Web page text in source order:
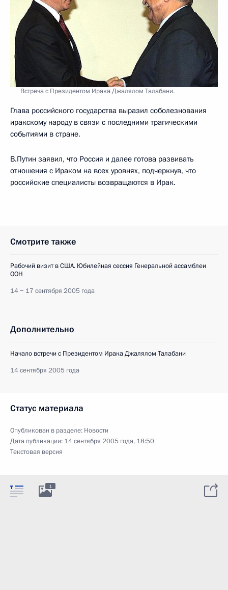
Встреча с Президентом Ирака Джалялом Талабани.
Глава российского государства выразил соболезнования
иракскому народу в связи с последними трагическими
событиями в стране.
В.Путин заявил, что Россия и далее готова развивать
отношения с Ираком на всех уровнях, подчеркнув, что
российские специалисты возвращаются в Ирак.
Смотрите также
Рабочий визит в США. Юбилейная сессия Генеральной ассамблеи
ООН
14 − 17 сентября 2005 года
Дополнительно
Начало встречи с Президентом Ирака Джалялом Талабани
14 сентября 2005 года
Статус материала
Опубликован в разделе: Новости
Дата публикации: 14 сентября 2005 года, 18:50
Текстовая версия
1